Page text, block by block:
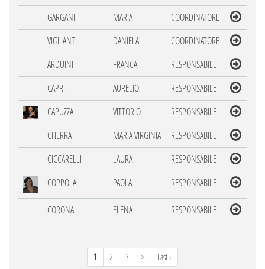
GARGANI
MARIA
COORDINATORE
VIGLIANTI
DANIELA
COORDINATORE
ARDUINI
FRANCA
RESPONSABILE
CAPRI
AURELIO
RESPONSABILE
CAPUZZA
VITTORIO
RESPONSABILE
CHERRA
MARIA VIRGINIA
RESPONSABILE
CICCARELLI
LAURA
RESPONSABILE
COPPOLA
PAOLA RESPONSABILE
CORONA ELENA RESPONSABILE
1 2 3 > Last ›